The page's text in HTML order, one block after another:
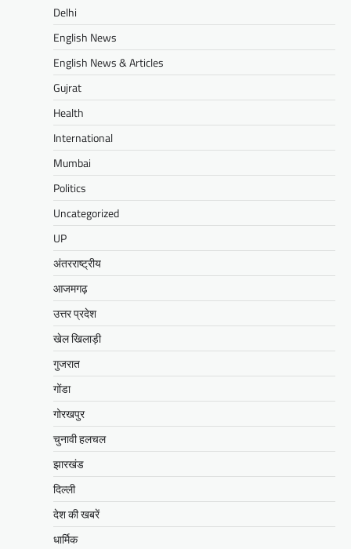
Delhi
English News
English News & Articles
Gujrat
Health
International
Mumbai
Politics
Uncategorized
UP
अंतरराष्ट्रीय
आजमगढ़
उत्तर प्रदेश
खेल खिलाड़ी
गुजरात
गोंडा
गोरखपुर
चुनावी हलचल
झारखंड
दिल्ली
देश की खबरें
धार्मिक